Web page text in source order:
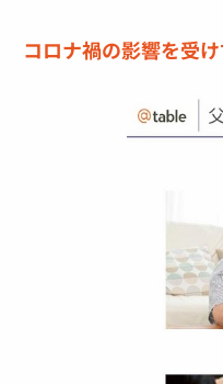
コロナ禍の影響を受